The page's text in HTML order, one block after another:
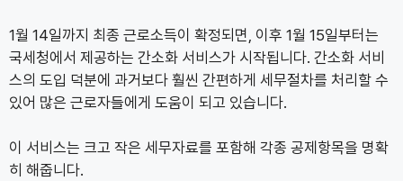
1월 14일까지 최종 근로소득이 확정되면, 이후 1월 15일부터는
국세청에서 제공하는 간소화 서비스가 시작됩니다. 간소화 서비
스의 도입 덕분에 과거보다 훨씬 간편하게 세무절차를 처리할 수
있어 많은 근로자들에게 도움이 되고 있습니다.
이 서비스는 크고 작은 세무자료를 포함해 각종 공제항목을 명확
히 해줍니다.